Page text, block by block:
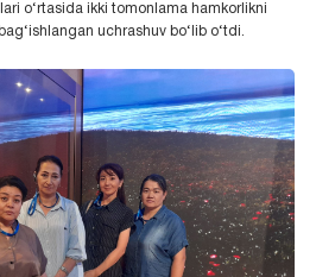
o‘rtasida ikki tomonlama hamkorlikni
uchrashuv bo‘lib o‘tdi.